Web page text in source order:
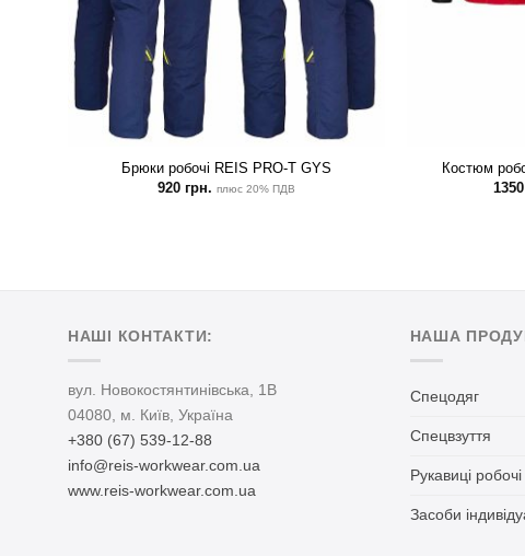
Брюки робочі REIS PRO-T GYS
920 грн. плюс 20% ПДВ
Костюм
1350
НАШІ КОНТАКТИ:
вул. Новокостянтинівська, 1В
04080, м. Київ, Україна
+380 (67) 539-12-88
info@reis-workwear.com.ua
www.reis-workwear.com.ua
НАША
Спецодяг
Спецвзуття
Рукавиці робочі
Засоби